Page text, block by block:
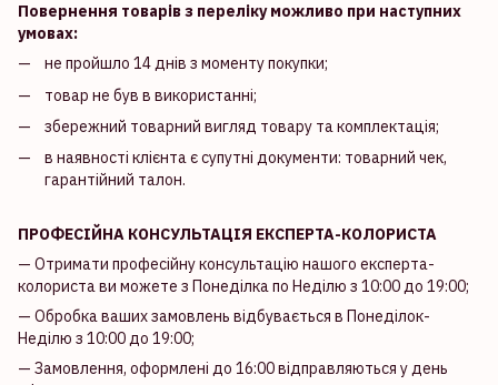
Повернення товарів з переліку можливо при наступних
умовах:
не пройшло 14 днів з моменту покупки;
товар не був в використанні;
збережний товарний вигляд товару та комплектація;
в наявності клієнта є супутні документи: товарний чек,
гарантійний талон.
ПРОФЕСІЙНА КОНСУЛЬТАЦІЯ ЕКСПЕРТА-КОЛОРИСТА
— Отримати професійну консультацію нашого експерта-
колориста ви можете з Понеділка по Неділю з 10:00 до 19:00;
— Обробка ваших замовлень відбувається в Понеділок-
Неділю з 10:00 до 19:00;
— Замовлення, оформлені до 16:00 відправляються у день